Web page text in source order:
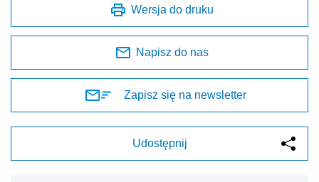
Wersja do druku
Napisz do nas
Zapisz się na newsletter
Udostępnij